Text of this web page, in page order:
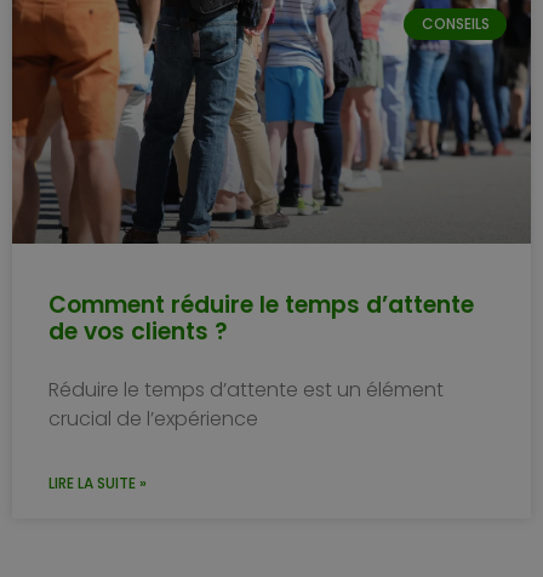
CONSEILS
Comment réduire le temps d’attente
de vos clients ?
Réduire le temps d’attente est un élément
crucial de l’expérience
LIRE LA SUITE »